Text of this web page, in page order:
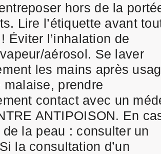
hors de la
Lire l’étiquette avant
Éviter l’inhalation de
aérosol. Se laver
les mains après
malaise, prendre
contact avec un
ANTIPOISON. En
de la peau : consulter un
la consultation d’un